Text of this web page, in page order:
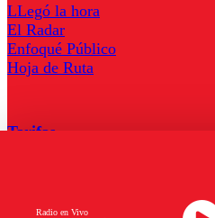
Radio en Vivo
LLegó la hora
El Radar
Enfoqué Público
Hoja de Ruta
Tarifas